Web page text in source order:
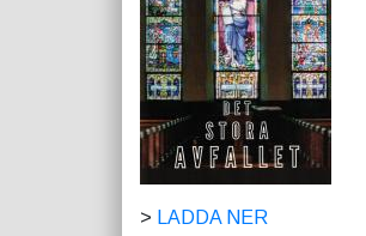
> LADDA NER